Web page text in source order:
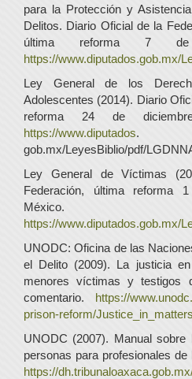
para la Protección y
Delitos. Diario Oficial de la
última reforma 7
https://www.diputados.gob.mx/
Ley General de los
Adolescentes (2014). Diario
reforma 24 de
https://www.diputados.
gob.mx/LeyesBiblio/pdf/
Ley General de Víctimas
Federación, última reforma
México.
https://www.diputados.gob.mx/
UNODC: Oficina de las
el Delito (2009). La justicia
menores víctimas y testigos
comentario. https://
prison-reform/
UNODC (2007). Manual
personas para profesionales
https://